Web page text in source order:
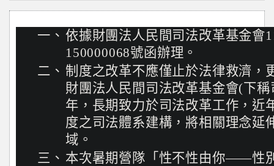
一、 依據財團法人民間司法改革基金會
150000068號函辦理。
二、 制度之改革不應僅止於法律救濟，
財團法人民間司法改革基金會(下
年，長期致力於司法改革工作，近
度之司法體系建構，將相關理念延
域。
三、 本次暑期營隊「性不性由你——性